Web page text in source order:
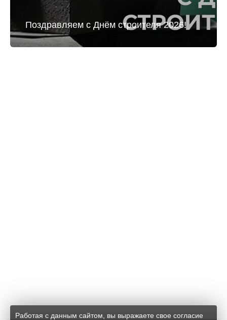
Поздравляем с Днём строителя 2026!
Работая с данным сайтом, вы выражаете свое согласие